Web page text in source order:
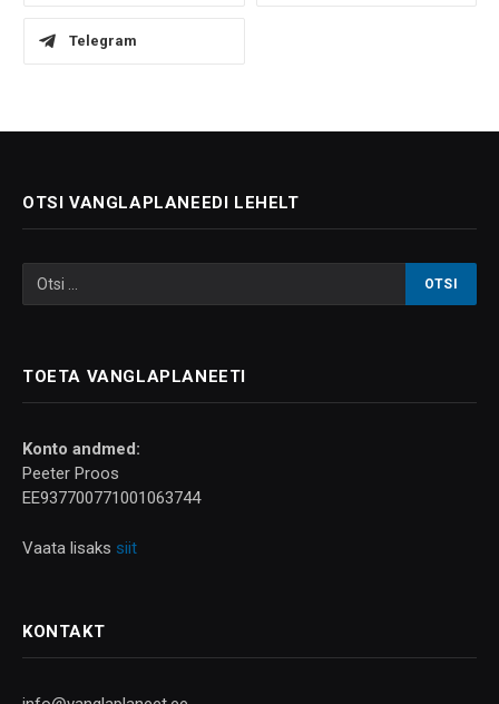
Telegram
OTSI VANGLAPLANEEDI LEHELT
TOETA VANGLAPLANEETI
Konto andmed:
Peeter Proos
EE937700771001063744
Vaata lisaks siit
KONTAKT